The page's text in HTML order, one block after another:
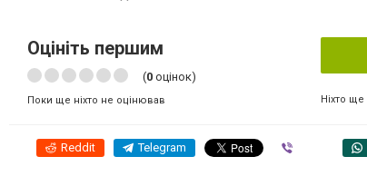
Оцініть першим
(0 оцінок)
Поки ще ніхто не оцінював Ніхто
Reddit Telegram